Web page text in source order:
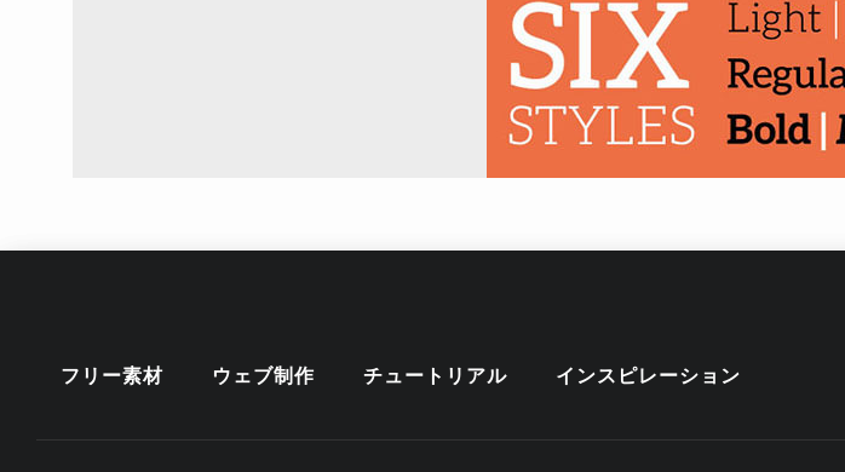
フリー素材 ウェブ制作 チュートリアル インスピレーション